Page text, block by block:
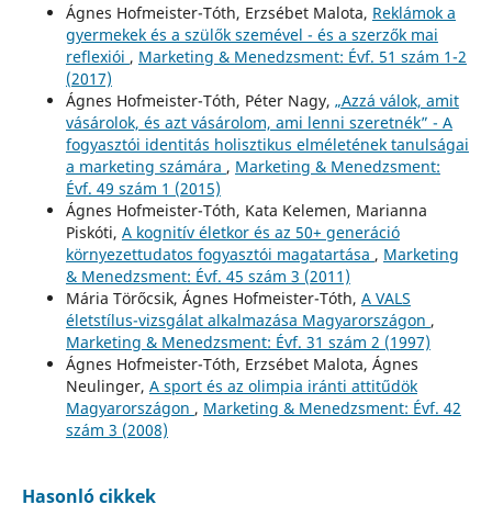
Ágnes Hofmeister-Tóth, Erzsébet Malota, Reklámok a
gyermekek és a szülők szemével - és a szerzők mai
reflexiói , Marketing & Menedzsment: Évf. 51 szám 1-2
(2017)
Ágnes Hofmeister-Tóth, Péter Nagy, „Azzá válok, amit
vásárolok, és azt vásárolom, ami lenni szeretnék” - A
fogyasztói identitás holisztikus elméletének tanulságai
a marketing számára , Marketing & Menedzsment:
Évf. 49 szám 1 (2015)
Ágnes Hofmeister-Tóth, Kata Kelemen, Marianna
Piskóti, A kognitív életkor és az 50+ generáció
környezettudatos fogyasztói magatartása , Marketing
& Menedzsment: Évf. 45 szám 3 (2011)
Mária Törőcsik, Ágnes Hofmeister-Tóth, A VALS
életstílus-vizsgálat alkalmazása Magyarországon ,
Marketing & Menedzsment: Évf. 31 szám 2 (1997)
Ágnes Hofmeister-Tóth, Erzsébet Malota, Ágnes
Neulinger, A sport és az olimpia iránti attitűdök
Magyarországon , Marketing & Menedzsment: Évf. 42
szám 3 (2008)
Hasonló cikkek